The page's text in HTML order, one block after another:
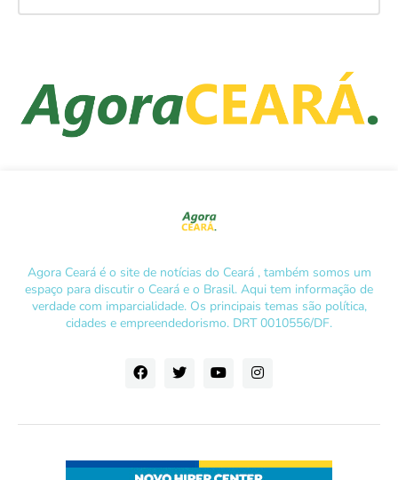
Agora Ceará é o site de notícias do Ceará , também somos um
espaço para discutir o Ceará e o Brasil. Aqui tem informação de
verdade com imparcialidade. Os principais temas são política,
cidades e empreendedorismo. DRT 0010556/DF.